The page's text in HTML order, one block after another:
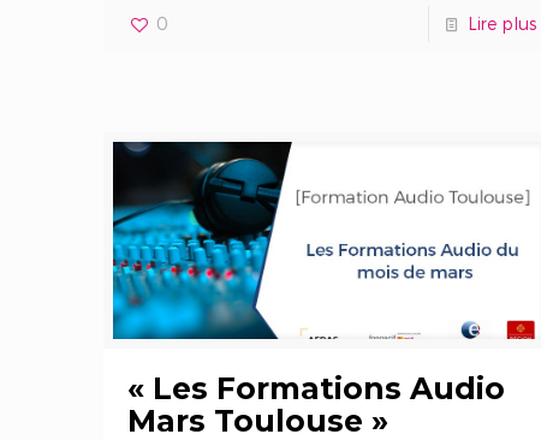
0 Lire plus
« Les Formations Audio
Mars Toulouse »